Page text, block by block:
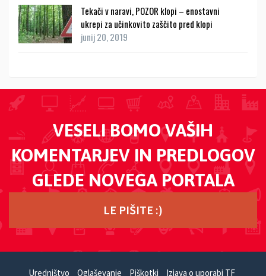
Tekači v naravi, POZOR klopi – enostavni
ukrepi za učinkovito zaščito pred klopi
junij 20, 2019
VESELI BOMO VAŠIH
KOMENTARJEV IN PREDLOGOV
GLEDE NOVEGA PORTALA
LE PIŠITE :)
Uredništvo Oglaševanje Piškotki Izjava o uporabi TF